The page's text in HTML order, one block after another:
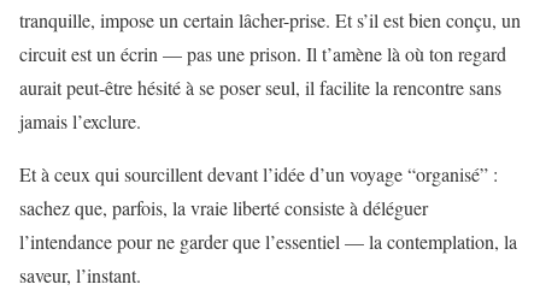
tranquille, impose un certain lâcher-prise. Et s’il est bien conçu, un
circuit est un écrin — pas une prison. Il t’amène là où ton regard
aurait peut-être hésité à se poser seul, il facilite la rencontre sans
jamais l’exclure.
Et à ceux qui sourcillent devant l’idée d’un voyage “organisé” :
sachez que, parfois, la vraie liberté consiste à déléguer
l’intendance pour ne garder que l’essentiel — la contemplation, la
saveur, l’instant.